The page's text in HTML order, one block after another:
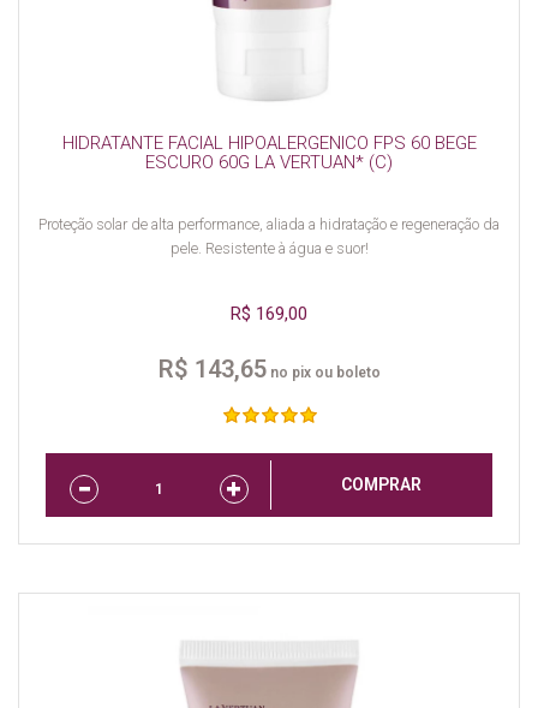
HIDRATANTE FACIAL HIPOALERGENICO FPS 60 BEGE
ESCURO 60G LA VERTUAN* (C)
Proteção solar de alta performance, aliada a hidratação e regeneração da
pele. Resistente à água e suor!
R$ 169,00
R$ 143,65no pix ou boleto
COMPRAR